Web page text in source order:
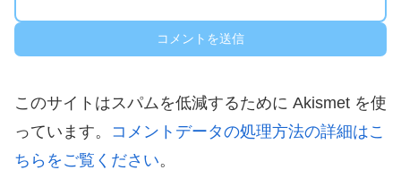
このサイトはスパムを低減するために Akismet を使
っています。 コメントデータの処理方法の詳細はこ
ちらをご覧ください。